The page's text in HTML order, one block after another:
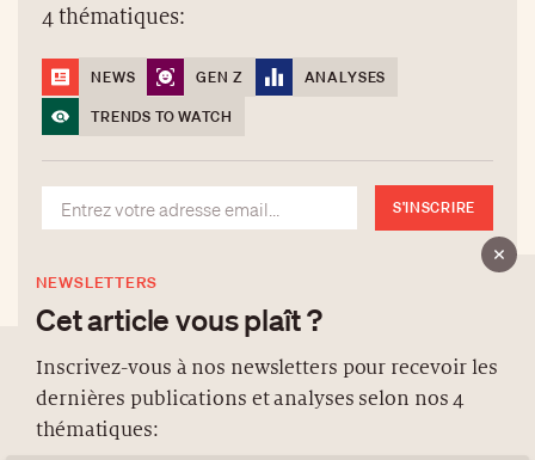
4 thématiques:
NEWS GEN Z
ANALYSES
TRENDS TO WATCH
S'INSCRIRE
NEWSLETTERS
Cet article vous plaît ?
Inscrivez-vous à nos newsletters pour recevoir les
dernières publications et analyses selon nos 4
thématiques:
À PROPOS